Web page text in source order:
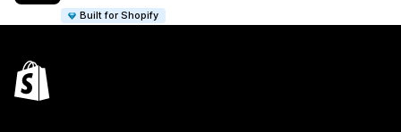
Built for Shopify